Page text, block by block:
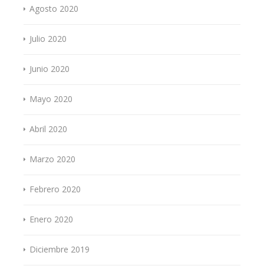
Agosto 2020
Julio 2020
Junio 2020
Mayo 2020
Abril 2020
Marzo 2020
Febrero 2020
Enero 2020
Diciembre 2019